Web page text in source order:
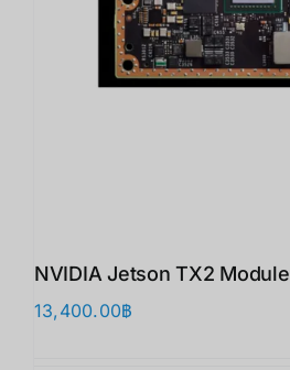
NVIDIA Jetson TX2 Module
13,400.00฿